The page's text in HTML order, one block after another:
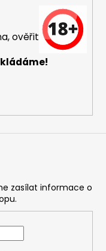
ověřit
zasílat informace o